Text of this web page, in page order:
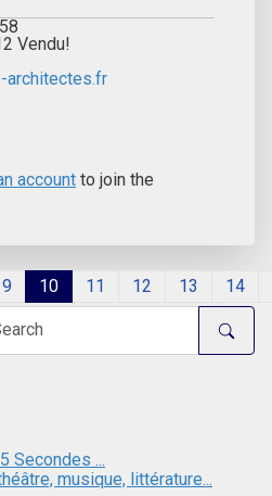
Vendu!
architectes.fr
account to join the
9 10 11 12 13 14
5 Secondes ...
musique, littérature...